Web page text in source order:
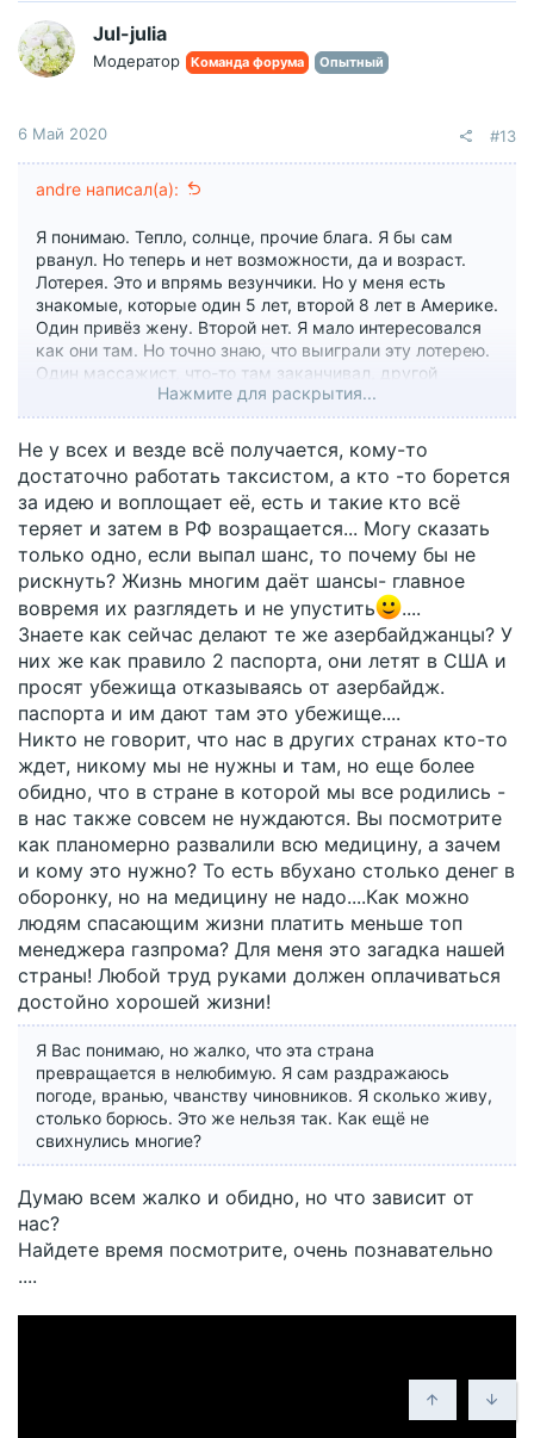
и
и
:
Jul-julia
Модератор Команда форума Опытный
6 Май 2020 #13
andre написал(а):
Я понимаю. Тепло, солнце, прочие блага. Я бы сам
рванул. Но теперь и нет возможности, да и возраст.
Лотерея. Это и впрямь везунчики. Но у меня есть
знакомые, которые один 5 лет, второй 8 лет в Америке.
Один привёз жену. Второй нет. Я мало интересовался
как они там. Но точно знаю, что выиграли эту лотерею.
Один массажист, что-то там заканчивал, другой
Нажмите для раскрытия...
Не у всех и везде всё получается, кому-то
достаточно работать таксистом, а кто -то борется
за идею и воплощает её, есть и такие кто всё
теряет и затем в РФ возращается... Могу сказать
только одно, если выпал шанс, то почему бы не
рискнуть? Жизнь многим даёт шансы- главное
вовремя их разглядеть и не упустить
....
Знаете как сейчас делают те же азербайджанцы? У
них же как правило 2 паспорта, они летят в США и
просят убежища отказываясь от азербайдж.
паспорта и им дают там это убежище....
Никто не говорит, что нас в других странах кто-то
ждет, никому мы не нужны и там, но еще более
обидно, что в стране в которой мы все родились -
в нас также совсем не нуждаются. Вы посмотрите
как планомерно развалили всю медицину, а зачем
и кому это нужно? То есть вбухано столько денег в
оборонку, но на медицину не надо....Как можно
людям спасающим жизни платить меньше топ
менеджера газпрома? Для меня это загадка нашей
страны! Любой труд руками должен оплачиваться
достойно хорошей жизни!
Я Вас понимаю, но жалко, что эта страна
превращается в нелюбимую. Я сам раздражаюсь
погоде, вранью, чванству чиновников. Я сколько живу,
столько борюсь. Это же нельзя так. Как ещё не
свихнулись многие?
Думаю всем жалко и обидно, но что зависит от
нас?
Найдете время посмотрите, очень познавательно
....
Сверху